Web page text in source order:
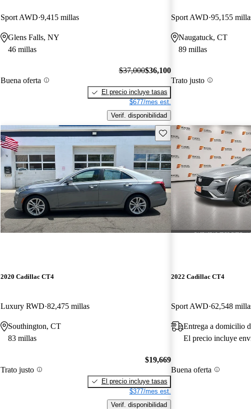
Sport AWD 9,415 millas
Glens Falls, NY
46 millas
Buena oferta
$37,000$36,100
El precio incluye tasas
$677/mes est.
Verif. disponibilidad
Sport AWD 95,155
Naugatuck, CT
89 millas
Trato justo
Guarda este Aviso
2020 Cadillac CT4
Luxury RWD 82,475 millas
Southington, CT
83 millas
Trato justo
$19,669
El precio incluye tasas
$377/mes est.
Verif. disponibilidad
2022 Cadillac CT4
Sport AWD 62,548
Entrega a domicilio
El precio incluye
Buena oferta